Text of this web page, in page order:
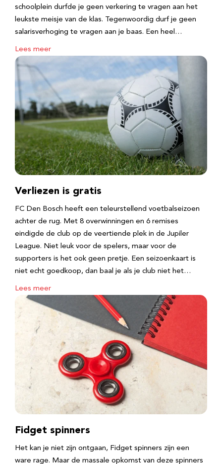
schoolplein durfde je geen verkering te vragen aan het
leukste meisje van de klas. Tegenwoordig durf je geen
salarisverhoging te vragen aan je baas. Een heel…
Lees meer
Verliezen is gratis
FC Den Bosch heeft een teleurstellend voetbalseizoen
achter de rug. Met 8 overwinningen en 6 remises
eindigde de club op de veertiende plek in de Jupiler
League. Niet leuk voor de spelers, maar voor de
supporters is het ook geen pretje. Een seizoenkaart is
niet echt goedkoop, dan baal je als je club niet het…
Lees meer
Fidget spinners
Het kan je niet zijn ontgaan, Fidget spinners zijn een
ware rage. Maar de massale opkomst van deze spinners